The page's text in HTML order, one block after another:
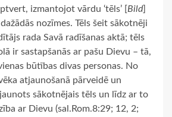
izmantojot vārdu ‘tēls’ [ Bild]
] dažādās nozīmes. Tēls šeit sākotnēji
rada Savā radīšanas aktā; tēls
ir sastapšanās ar pašu Dievu – tā,
būtības divas personas. No
atjaunošanā pārveidē un
sākotnējais tēls un līdz ar to
ar Dievu (sal.Rom.8:29; 12, 2;